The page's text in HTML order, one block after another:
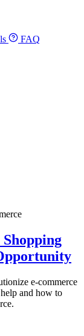
FAQ
e-commerce
and how to